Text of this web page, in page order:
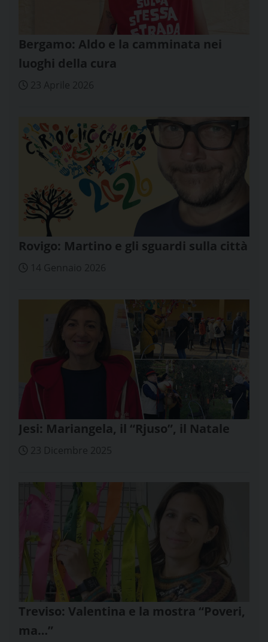
Bergamo: Aldo e la camminata nei
luoghi della cura
23 Aprile 2026
Rovigo: Martino e gli sguardi sulla città
14 Gennaio 2026
Jesi: Mariangela, il “Rjuso”, il Natale
23 Dicembre 2025
Treviso: Valentina e la mostra “Poveri,
ma…”